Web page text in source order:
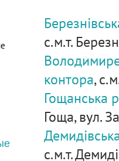
с.м.т.
контора,
Гощанська
Гоща, вул.
с.м.т.